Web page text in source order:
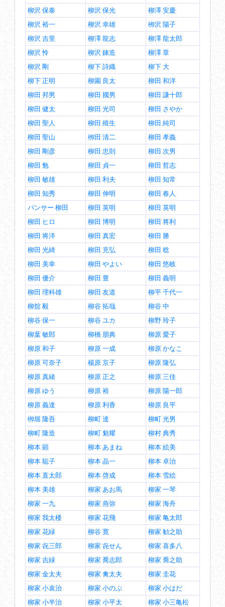
柳沢 保泰
柳沢 保光
柳澤 安慶
柳沢 裕一
柳沢 幸雄
栁沢 陽子
柳沢 吉里
柳澤 龍志
柳澤 龍太郎
柳沢 怜
柳沢 錬造
柳澤 章
柳沢 剛
柳下 詩織
柳下 大
柳下 正明
柳園 良太
柳田 和洋
柳田 邦男
柳田 國男
柳田 謙十郎
柳田 健太
柳田 光司
柳田 さやか
柳田 聖人
柳田 殖生
柳田 純司
柳田 聖山
栁田 清二
柳田 孝義
柳田 剛彦
柳田 忠則
柳田 次男
柳田 勉
柳田 貞一
柳田 哲志
柳田 敏雄
柳田 利夫
柳田 知常
柳田 知秀
柳田 伸明
柳田 春人
パンサー 柳田
柳田 英明
柳田 英明
柳田 ヒロ
柳田 博明
柳田 将利
柳田 将洋
柳田 真宏
柳田 勝
柳田 光綺
柳田 充弘
柳田 稔
柳田 美幸
柳田 やよい
柳田 悠岐
柳田 優介
柳田 豊
柳田 義明
柳田 理科雄
柳田 友道
柳平 千代一
柳舘 毅
柳谷 拓哉
柳谷 中
柳谷 保一
柳谷 ユカ
柳野 玲子
柳葉 敏郎
柳橋 朋典
柳原 愛子
柳原 和子
柳原 一成
柳原 かなこ
柳原 可奈子
楊原 京子
柳原 隆弘
柳原 真緒
柳原 正之
柳原 三佳
柳原 ゆう
柳原 裕
柳原 陽一郎
柳原 義達
柳原 利香
柳原 良平
栁堀 隆吾
柳町 達
柳町 光男
柳町 隆造
柳町 魁耀
柳村 典秀
柳本 顕
柳本 あまね
柳本 絵美
柳本 聡子
柳本 晶一
柳本 卓治
柳本 直太郎
柳本 啓成
柳本 雪絵
柳本 美雄
柳家 あお馬
柳家 一琴
柳家 一九
柳家 燕弥
柳家 海舟
柳家 我太楼
柳家 花飛
柳家 亀太郎
柳家 花緑
柳谷 寛
柳家 勧之助
柳家 㐂三郎
柳家 㐂せん
柳家 喜多八
柳家 吉緑
柳家 喬志郎
柳家 喬之助
柳家 金太夫
柳家 禽太夫
柳家 圭花
柳家 小袁治
柳家 小のぶ
柳家 小はだ
柳家 小半治
柳家 小平太
柳家 小三亀松